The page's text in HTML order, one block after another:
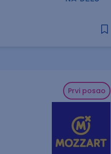
Prvi posao